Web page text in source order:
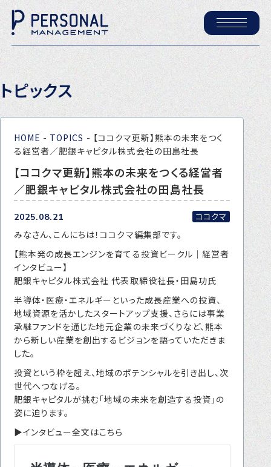
ホーム
パーソナル・マネジメントについて
会社概要
採用情報
トピックス
ニュース
転職をお考えの方へ
転職エージェントサービス
転職相談会
転職者の声
キャリア採用をお考えの企業様へ
選ばれる４つの理由
独自の採用スキーム
トピックス
HOME - TOPICS - 【ココクマ更新】熊本の未来をつく
る経営者／肥銀キャピタル株式会社の田島社長
【ココクマ更新】熊本の未来をつくる経営者
／肥銀キャピタル株式会社の田島社長
2025.08.21 ココクマ
みなさん、こんにちは！ココクマ編集部です。
【熊本発の成長エンジンを育てる投資ビークル｜経営者
インタビュー】
肥銀キャピタル株式会社 代表取締役社長・田島功氏
半導体・医療・エネルギーといった成長産業への投資、
地域資源を活かしたスタートアップ支援、さらには事業
承継ファンドを通じた地元企業の未来づくりなど、熊本
から新しい産業を創出するビジョンを語っていただきま
した。
投資という枠を超え、地域のポテンシャルを引き出し、次
世代へつなげる。
肥銀キャピタルが挑む「地域の未来を創造する投資」の
姿に迫ります。
▶インタビュー全文はこちら